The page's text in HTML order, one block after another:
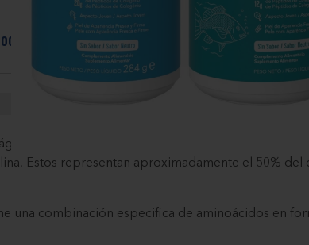
se caracterizan por tener un alto nivel de
Estos representan aproximadamente el 50% del
una combinación especifica de aminoácidos en